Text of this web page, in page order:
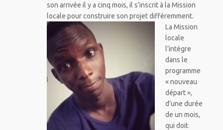
son arrivée il y a cinq mois, il s’inscrit à la Mission
locale pour construire son projet différemment.
La Mission
locale
l’intègre
dans le
programme
« nouveau
départ »,
d’une durée
de un mois,
qui doit